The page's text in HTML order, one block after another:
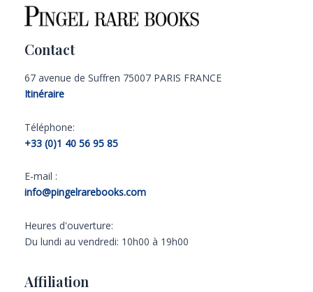
Contact
67 avenue de Suffren 75007 PARIS FRANCE
Itinéraire
Téléphone:
+33 (0)1 40 56 95 85
E-mail :
info@pingelrarebooks.com
Heures d'ouverture:
Du lundi au vendredi: 10h00 à 19h00
Affiliation